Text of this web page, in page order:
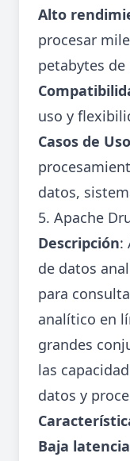
Alto
procesar
petabytes de
uso y
Casos de Uso
datos,
5. Apache
Descripción:
de datos
para
analítico en
grandes
las
datos y
Baja latencia